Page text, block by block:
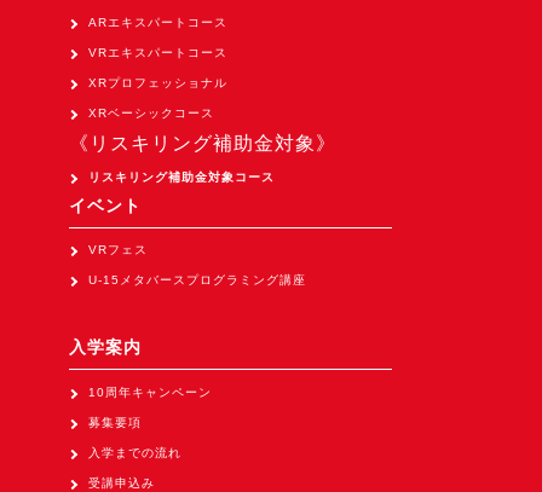
ARエキスパートコース
VRエキスパートコース
XRプロフェッショナル
XRベーシックコース
《リスキリング補助金対象》
リスキリング補助金対象コース
イベント
VRフェス
U-15メタバースプログラミング講座
入学案内
10周年キャンペーン
募集要項
入学までの流れ
受講申込み